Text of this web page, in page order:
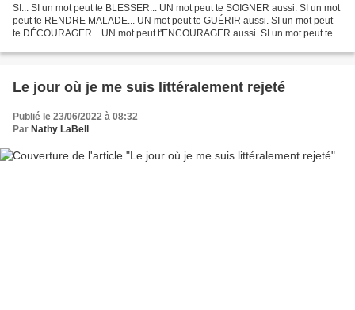
SI... SI un mot peut te BLESSER... UN mot peut te SOIGNER aussi. SI un mot
peut te RENDRE MALADE... UN mot peut te GUÉRIR aussi. SI un mot peut
te DÉCOURAGER... UN mot peut t'ENCOURAGER aussi. SI un mot peut te
Le jour où je me suis littéralement rejeté
Publié le 23/06/2022 à 08:32
Par Nathy LaBell